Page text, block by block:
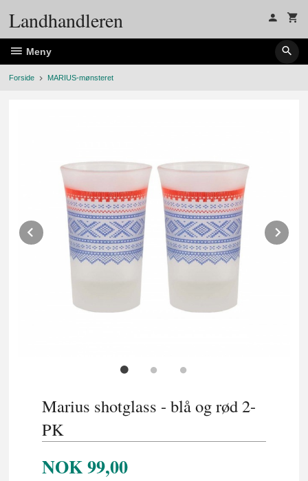
Landhandleren
Meny
Forside MARIUS-mønsteret
Prev
Marius shotglass - blå og rød 2-
PK
NOK99,00